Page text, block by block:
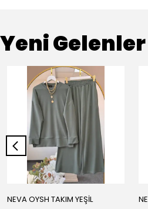
Yeni Gelenler
NEVA OYSH TAKIM YEŞİL